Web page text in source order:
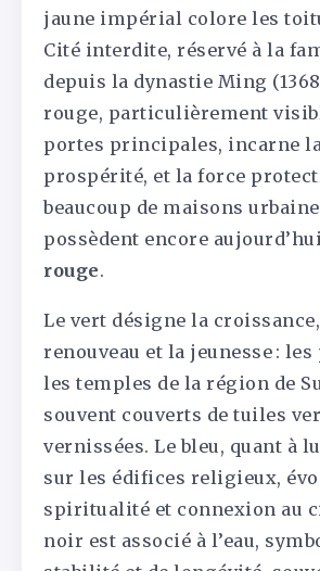
jaune impérial colore les
Cité interdite, réservé à la
depuis la dynastie Ming
rouge, particulièrement
portes principales, incarne
prospérité, et la force
beaucoup de maisons
possèdent encore
rouge.
Le vert désigne la
renouveau et la jeunesse : les
les temples de la région de
souvent couverts de tuiles
vernissées. Le bleu, quant à
sur les édifices religieux,
spiritualité et connexion au
noir est associé à l’eau,